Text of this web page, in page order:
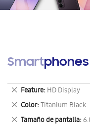
Smartphones
Feature HD Display
Eliminar
este
artículo
Color Titanium Black.
Eliminar
este
Tamaño de pantalla
Eliminar